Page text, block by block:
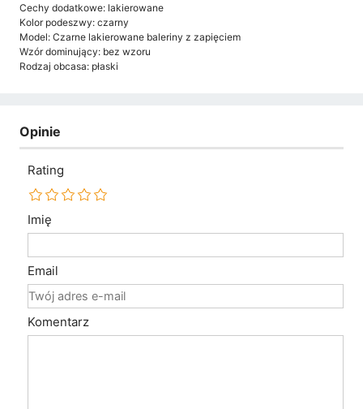
Cechy dodatkowe: lakierowane
Kolor podeszwy: czarny
Model: Czarne lakierowane baleriny z zapięciem
Wzór dominujący: bez wzoru
Rodzaj obcasa: płaski
Opinie
Rating
Imię
Email
Komentarz